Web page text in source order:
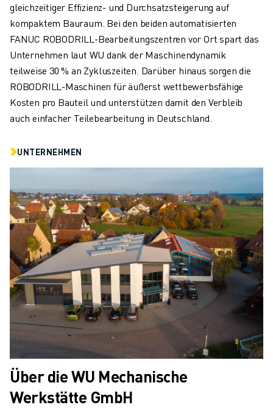
gleichzeitiger Effizienz- und Durchsatzsteigerung auf
kompaktem Bauraum. Bei den beiden automatisierten
FANUC ROBODRILL-Bearbeitungszentren vor Ort spart das
Unternehmen laut WU dank der Maschinendynamik
teilweise 30 % an Zykluszeiten. Darüber hinaus sorgen die
ROBODRILL-Maschinen für äußerst wettbewerbsfähige
Kosten pro Bauteil und unterstützen damit den Verbleib
auch einfacher Teilebearbeitung in Deutschland.
UNTERNEHMEN
Über die WU Mechanische
Werkstätte GmbH